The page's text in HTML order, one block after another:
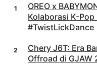
OREO x
Kolaborasi K-
#TwistLickDance
Chery J6T: Era
Offroad di GJAW